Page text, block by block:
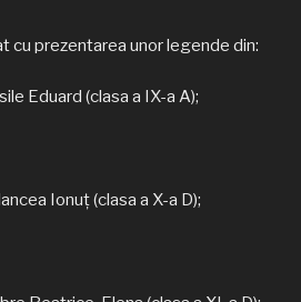
cu prezentarea unor legende din:
Eduard (clasa a IX-a A);
Ionuț (clasa a X-a D);